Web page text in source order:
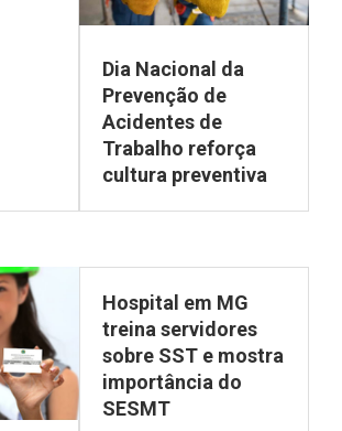
Dia Nacional da
Prevenção de
Acidentes de
Trabalho reforça
cultura preventiva
Hospital em MG
treina servidores
sobre SST e mostra
importância do
SESMT